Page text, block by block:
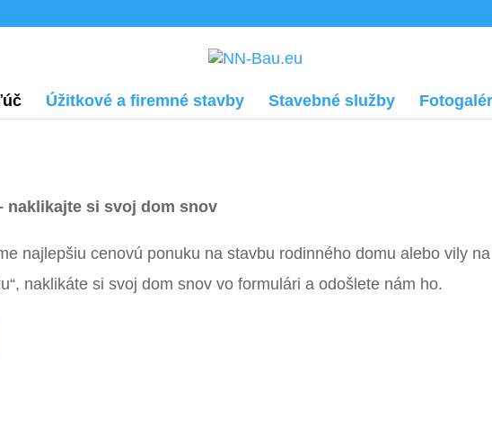
Úžitkové a firemné stavby Stavebné služby
naklikajte si svoj dom snov
najlepšiu cenovú ponuku na stavbu rodinného domu alebo vily
naklikáte si svoj dom snov vo formulári a odošlete nám ho.